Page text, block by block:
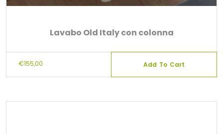
Lavabo Old Italy con colonna
€155,00 Add To Cart